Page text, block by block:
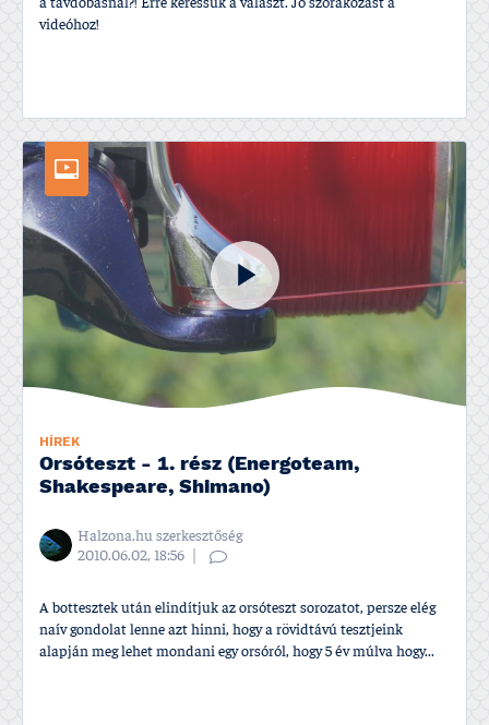
a távdobásnál?! Erre keressük a választ. Jó szórakozást a
videóhoz!
HÍREK
Orsóteszt - 1. rész (Energoteam,
Shakespeare, Shimano)
Halzona.hu szerkesztőség
2010.06.02, 18:56
A bottesztek után elindí­tjuk az orsóteszt sorozatot, persze elég
naí­v gondolat lenne azt hinni, hogy a rövidtávú tesztjeink
alapján meg lehet mondani egy orsóról, hogy 5 év múlva hogy...